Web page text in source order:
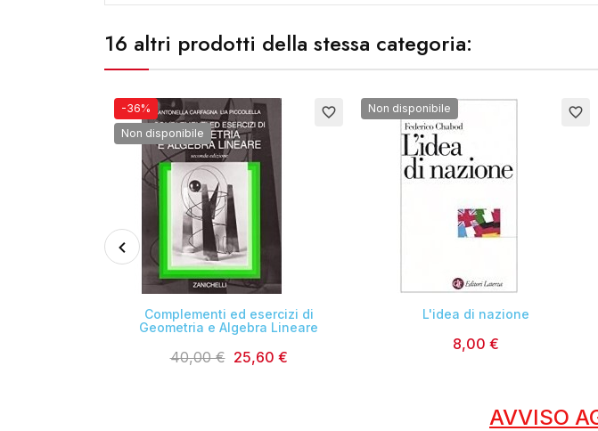
16 altri prodotti della stessa categoria:
favorite_border
-36%
Non disponibile

Complementi ed esercizi di
Geometria e Algebra Lineare
40,00 € 25,60 €
favorite_border
Non disponibile

L'idea di nazione
8,00 €
AVVISO